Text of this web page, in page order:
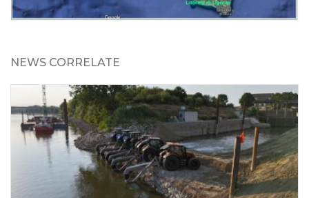
NEWS CORRELATE